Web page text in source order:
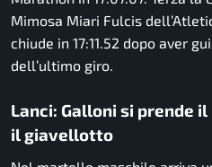
Mimosa Miari Fulcis
chiude in 17:11.52 dopo aver
dell’ultimo giro.
Lanci: Galloni si prende
il giavellotto